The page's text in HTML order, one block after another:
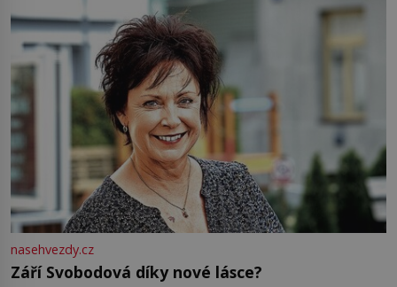
nasehvezdy.cz
Září Svobodová díky nové lásce?